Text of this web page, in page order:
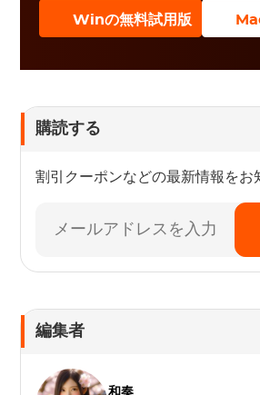
Winの無料試用版
購読する
割引クーポンなどの最新情報をお
編集者
和奏